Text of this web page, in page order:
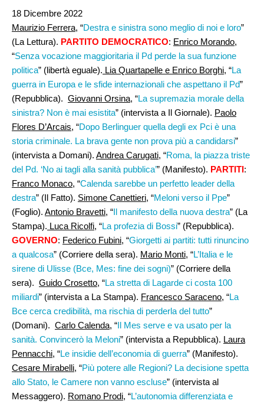
18 Dicembre 2022
Maurizio Ferrera, “Destra e sinistra sono meglio di noi e loro”
(La Lettura). PARTITO DEMOCRATICO: Enrico Morando,
“Senza vocazione maggioritaria il Pd perde la sua funzione
politica” (libertà eguale). Lia Quartapelle e Enrico Borghi, “La
guerra in Europa e le sfide internazionali che aspettano il Pd”
(Repubblica). Giovanni Orsina, “La supremazia morale della
sinistra? Non è mai esistita” (intervista a Il Giornale). Paolo
Flores D’Arcais, “Dopo Berlinguer quella degli ex Pci è una
storia criminale. La brava gente non prova più a candidarsi”
(intervista a Domani). Andrea Carugati, “Roma, la piazza triste
del Pd. ‘No ai tagli alla sanità pubblica’” (Manifesto). PARTITI:
Franco Monaco, “Calenda sarebbe un perfetto leader della
destra” (Il Fatto). Simone Canettieri, “Meloni verso il Ppe”
(Foglio). Antonio Bravetti, “Il manifesto della nuova destra” (La
Stampa). Luca Ricolfi, “La profezia di Bossi” (Repubblica).
GOVERNO: Federico Fubini, “Giorgetti ai partiti: tutti rinuncino
a qualcosa” (Corriere della sera). Mario Monti, “L’Italia e le
sirene di Ulisse (Bce, Mes: fine dei sogni)” (Corriere della
sera). Guido Crosetto, “La stretta di Lagarde ci costa 100
miliardi” (intervista a La Stampa). Francesco Saraceno, “La
Bce cerca credibilità, ma rischia di perderla del tutto”
(Domani). Carlo Calenda, “Il Mes serve e va usato per la
sanità. Convincerò la Meloni” (intervista a Repubblica). Laura
Pennacchi, “Le insidie dell’economia di guerra” (Manifesto).
Cesare Mirabelli, “Più potere alle Regioni? La decisione spetta
allo Stato, le Camere non vanno escluse” (intervista al
Messaggero). Romano Prodi, “L’autonomia differenziata e